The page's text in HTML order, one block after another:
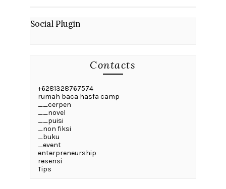
Social Plugin
Contacts
+6281328767574
rumah baca hasfa camp
__cerpen
__novel
__puisi
_non fiksi
_buku
_event
enterpreneurship
resensi
Tips